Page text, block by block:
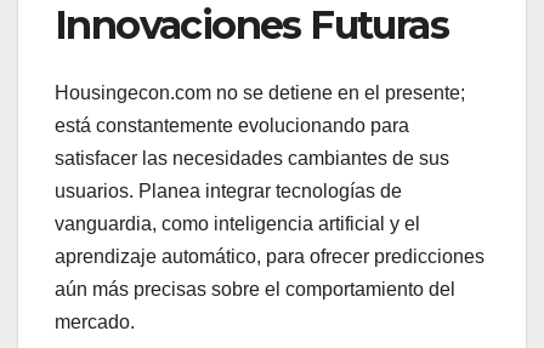
Innovaciones Futuras
Housingecon.com no se detiene en el presente;
está constantemente evolucionando para
satisfacer las necesidades cambiantes de sus
usuarios. Planea integrar tecnologías de
vanguardia, como inteligencia artificial y el
aprendizaje automático, para ofrecer predicciones
aún más precisas sobre el comportamiento del
mercado.